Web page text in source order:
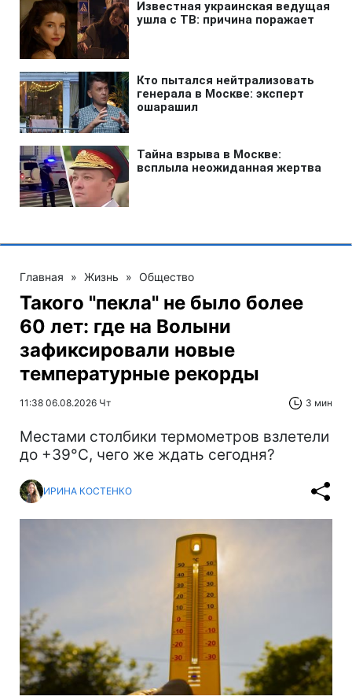
Главная » Жизнь » Общество
Такого "пекла" не было более
60 лет: где на Волыни
зафиксировали новые
температурные рекорды
11:38 06.08.2026 Чт 3 мин
Местами столбики термометров взлетели
до +39°С, чего же ждать сегодня?
ИРИНА КОСТЕНКО